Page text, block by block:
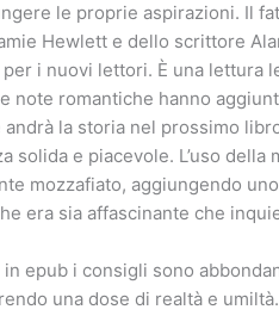
le proprie aspirazioni. Il
Hewlett e dello scrittore
i nuovi lettori. È una lettura
note romantiche hanno
la storia nel prossimo
solida e piacevole. L’uso
mozzafiato, aggiungendo
era sia affascinante che
in epub i consigli sono
una dose di realtà e umiltà.